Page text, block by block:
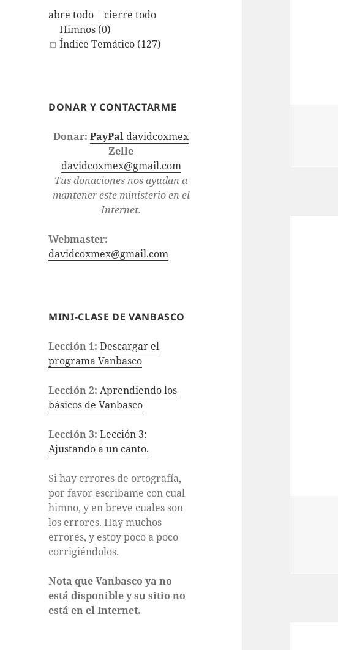
abre todo | cierre todo
Himnos (0)
Índice Temático (127)
DONAR Y CONTACTARME
Donar: PayPal davidcoxmex
Zelle
davidcoxmex@gmail.com
Tus donaciones nos ayudan a
mantener este ministerio en el
Internet.
Webmaster:
davidcoxmex@gmail.com
MINI-CLASE DE VANBASCO
Lección 1: Descargar el
programa Vanbasco
Lección 2: Aprendiendo los
básicos de Vanbasco
Lección 3: Lección 3:
Ajustando a un canto.
Si hay errores de ortografía,
por favor escribame con cual
himno, y en breve cuales son
los errores. Hay muchos
errores, y estoy poco a poco
corrigiéndolos.
Nota que Vanbasco ya no
está disponible y su sitio no
está en el Internet.